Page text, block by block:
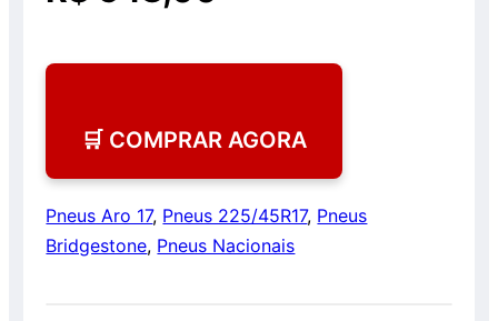
🛒 COMPRAR AGORA
Pneus Aro 17, Pneus 225/45R17, Pneus
Bridgestone, Pneus Nacionais